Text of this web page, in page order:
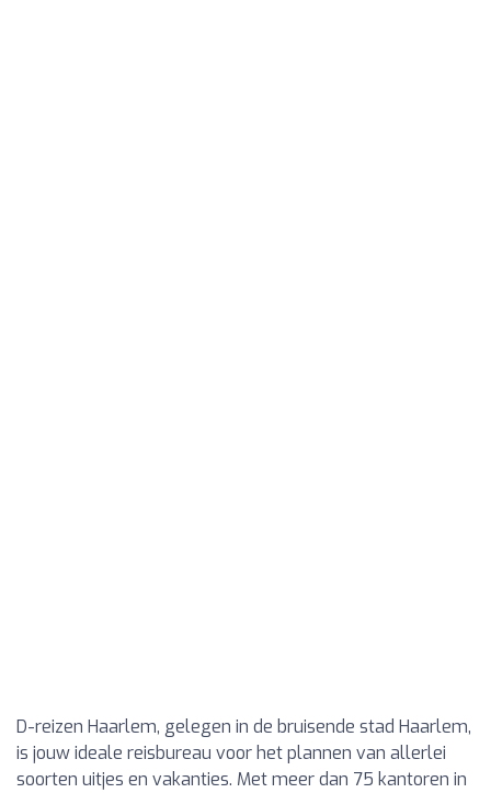
D-reizen Haarlem, gelegen in de bruisende stad Haarlem,
is jouw ideale reisbureau voor het plannen van allerlei
soorten uitjes en vakanties. Met meer dan 75 kantoren in